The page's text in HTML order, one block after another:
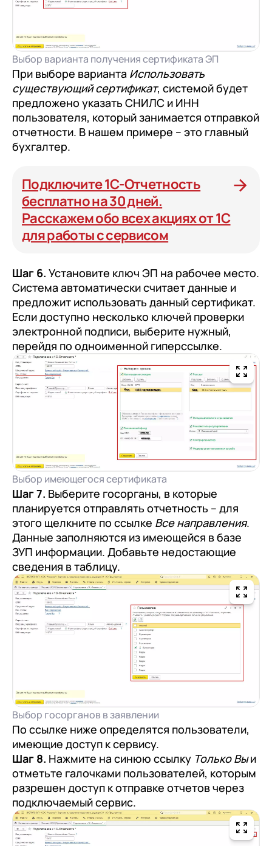
Выбор варианта получения сертификата ЭП
При выборе варианта Использовать
существующий сертификат, системой будет
предложено указать СНИЛС и ИНН
пользователя, который занимается отправкой
отчетности. В нашем примере – это главный
бухгалтер.
Подключите 1С-Отчетность
бесплатно на 30 дней.
Расскажем обо всех акциях от 1С
для работы с сервисом
Шаг 6. Установите ключ ЭП на рабочее место.
Система автоматически считает данные и
предложит использовать данный сертификат.
Если доступно несколько ключей проверки
электронной подписи, выберите нужный,
перейдя по одноименной гиперссылке.
Выбор имеющегося сертификата
Шаг 7. Выберите госорганы, в которые
планируется отправлять отчетность – для
этого щелкните по ссылке Все направления.
Данные заполняются из имеющейся в базе
ЗУП информации. Добавьте недостающие
сведения в таблицу.
Выбор госорганов в заявлении
По ссылке ниже определятся пользователи,
имеющие доступ к сервису.
Шаг 8. Нажмите на синюю ссылку Только Выи
отметьте галочками пользователей, которым
разрешен доступ к отправке отчетов через
подключаемый сервис.